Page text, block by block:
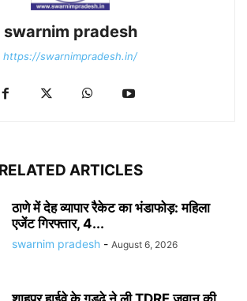
swarnim pradesh
https://swarnimpradesh.in/
RELATED ARTICLES
ठाणे में देह व्यापार रैकेट का भंडाफोड़: महिला
एजेंट गिरफ्तार, 4...
swarnim pradesh - August 6, 2026